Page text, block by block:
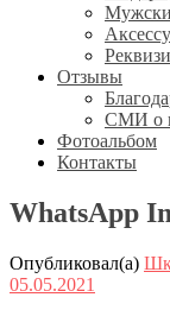
Отзывы
СМИ о
Фотоальбом
Контакты
WhatsApp
Опубликовал(а)
05.05.2021